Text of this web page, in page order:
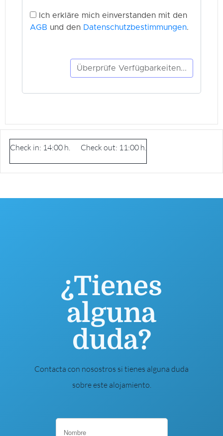
Check in: 14:00 h. Check out: 11:00 h.
¿Tienes
alguna
duda?
Contacta con nosostros si tienes alguna duda
sobre este alojamiento.